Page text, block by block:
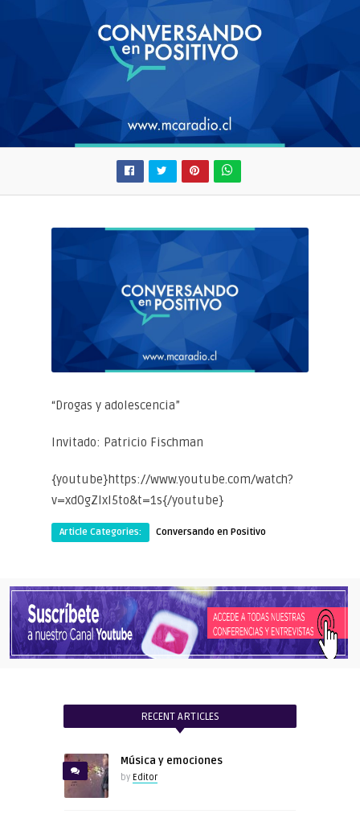
“Drogas y adolescencia”
Invitado: Patricio Fischman
{youtube}https://www.youtube.com/watch?
v=xd0gZIxl5to&t=1s{/youtube}
Article Categories: Conversando en Positivo
RECENT ARTICLES
Música y emociones
by Editor